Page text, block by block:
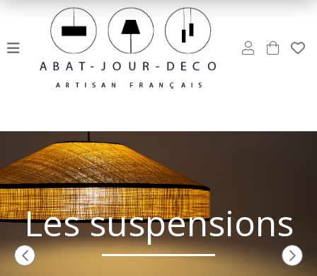
Rechercher un produit
Les suspensions